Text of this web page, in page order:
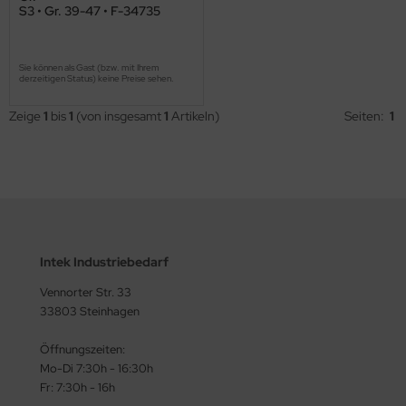
S3 • Gr. 39-47 • F-34735
Sie können als Gast (bzw. mit Ihrem
derzeitigen Status) keine Preise sehen.
Zeige 1 bis1 (von insgesamt1 Artikeln) Seiten: 1
Intek Industriebedarf
Vennorter Str. 33
33803 Steinhagen
Öffnungszeiten:
Mo-Di 7:30h - 16:30h
Fr: 7:30h - 16h